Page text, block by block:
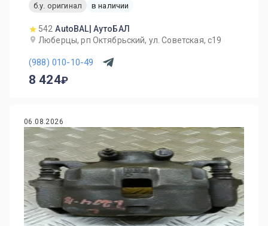
б.у. оригинал
в наличии
542 AutoBAL| АутоБАЛ
Люберцы, рп Октябрьский, ул. Советская, с19
(988) 010-10-49
8 424
06.08.2026